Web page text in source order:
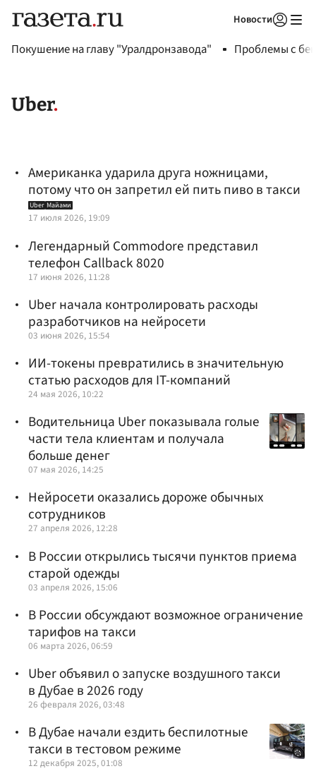
Новости
Покушение на главу "Уралдронзавода" Проблемы с
Uber
Американка ударила друга ножницами,
потому что он запретил ей пить пиво в такси
Uber Майами
17 июля 2026, 19:09
Легендарный Commodore представил
телефон Callback 8020
17 июня 2026, 11:28
Uber начала контролировать расходы
разработчиков на нейросети
03 июня 2026, 15:54
ИИ-токены превратились в значительную
статью расходов для IT-компаний
24 мая 2026, 10:22
Водительница Uber показывала голые
части тела клиентам и получала
больше денег
07 мая 2026, 14:25
Нейросети оказались дороже обычных
сотрудников
27 апреля 2026, 12:28
В России открылись тысячи пунктов приема
старой одежды
03 апреля 2026, 15:06
В России обсуждают возможное ограничение
тарифов на такси
06 марта 2026, 06:59
Uber объявил о запуске воздушного такси
в Дубае в 2026 году
26 февраля 2026, 03:48
В Дубае начали ездить беспилотные
такси в тестовом режиме
12 декабря 2025, 01:08